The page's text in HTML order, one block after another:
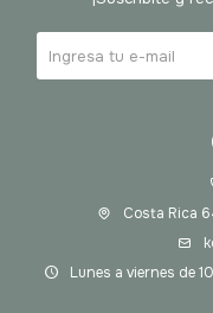
Costa Rica
Lunes a viernes de